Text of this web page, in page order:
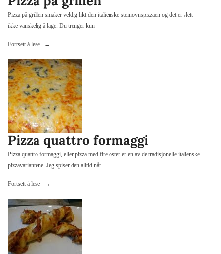
Pizza på grillen smaker veldig likt den italienske steinovnspizzaen og det er slett
ikke vanskelig å lage. Du trenger kun
Fortsett å lese
«Pizza
grillen»
Pizza quattro formaggi
Pizza quattro formaggi, eller pizza med fire oster er en av de tradisjonelle italienske
pizzavariantene. Jeg spiser den alltid når
Fortsett å lese
«Pizza
formaggi»